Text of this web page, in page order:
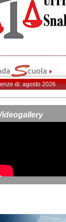
di: agosto 2026